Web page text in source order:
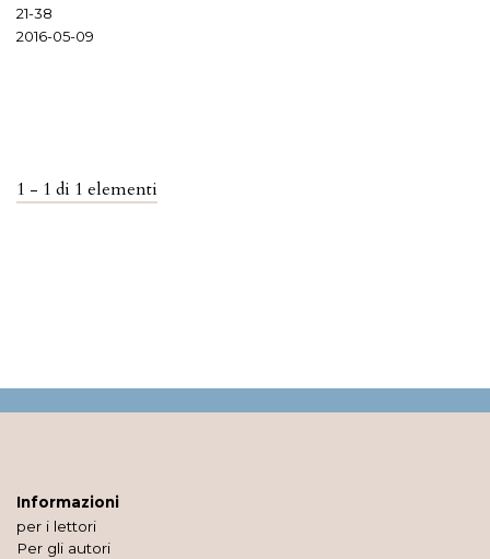
21-38
2016-05-09
1 - 1 di 1 elementi
Informazioni
per i lettori
Per gli autori